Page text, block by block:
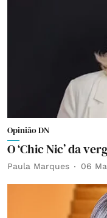
Opinião DN
O ‘Chic Nic’ da
Paula Marques 06